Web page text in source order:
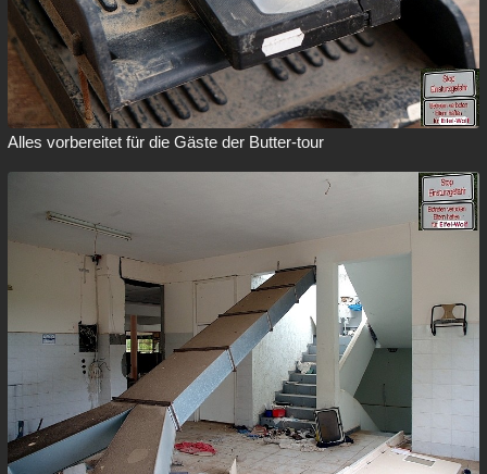
Alles vorbereitet für die Gäste der Butter-tour